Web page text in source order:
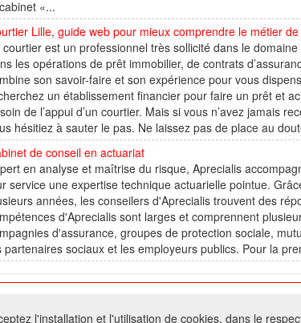
«...
Lille, guide web pour mieux comprendre le métier
courtier est un professionnel très sollicité dans le
les opérations de prêt immobilier, de contrats
son savoir-faire et son expérience pour vous
un établissement financier pour faire un prêt et
de l’appui d’un courtier. Mais si vous n’avez jamais
hésitiez à sauter le pas. Ne laissez pas de place au
de conseil en actuariat
en analyse et maîtrise du risque, Aprecialis
service une expertise technique actuarielle pointue.
années, les conseilers d'Aprecialis trouvent des
d'Aprecialis sont larges et comprennent
d'assurance, groupes de protection sociale,
partenaires sociaux et les employeurs publics. Pour la
- Toute reproduction du contenu de ce site, même partielle,
l'installation et l'utilisation de cookies, dans le